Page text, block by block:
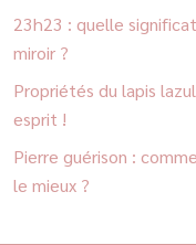
23h23 : quelle
miroir ?
Propriétés du lapis
esprit !
Pierre guérison :
le mieux ?